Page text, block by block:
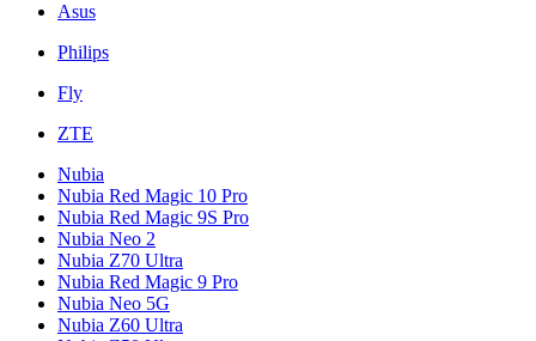
Asus
Philips
Fly
ZTE
Nubia
Nubia Red Magic 10 Pro
Nubia Red Magic 9S Pro
Nubia Neo 2
Nubia Z70 Ultra
Nubia Red Magic 9 Pro
Nubia Neo 5G
Nubia Z60 Ultra